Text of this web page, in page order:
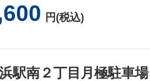
円(税込)
駅南２丁目月極駐車場